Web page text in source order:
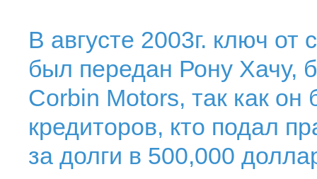
В августе 2003г. ключ от
был передан Рону Хачу,
Corbin Motors, так как
кредиторов, кто подал
за долги в 500,000